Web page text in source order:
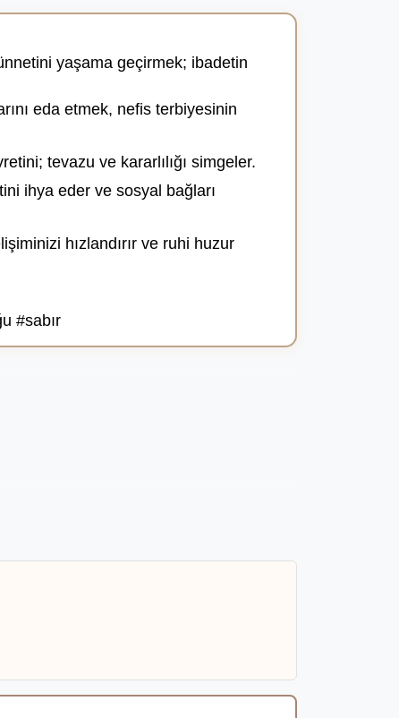
yaşama geçirmek; ibadetin
eda etmek, nefis terbiyesinin
tevazu ve kararlılığı simgeler.
ihya eder ve sosyal bağları
hızlandırır ve ruhi huzur
#sabır